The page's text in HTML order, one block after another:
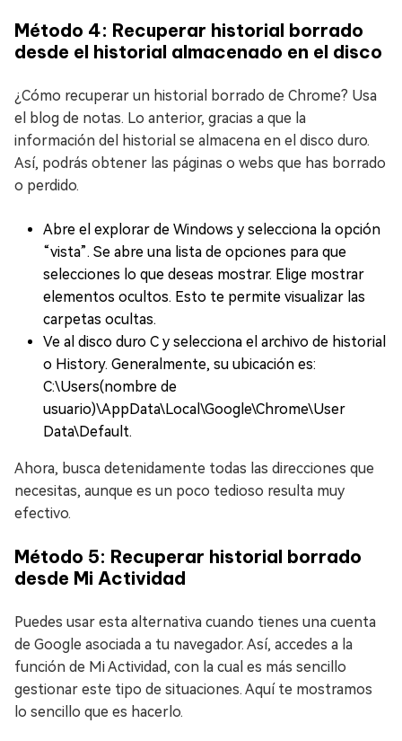
Método 4: Recuperar historial borrado
desde el historial almacenado en el disco
¿Cómo recuperar un historial borrado de Chrome? Usa
el blog de notas. Lo anterior, gracias a que la
información del historial se almacena en el disco duro.
Así, podrás obtener las páginas o webs que has borrado
o perdido.
Abre el explorar de Windows y selecciona la opción
“vista”. Se abre una lista de opciones para que
selecciones lo que deseas mostrar. Elige mostrar
elementos ocultos. Esto te permite visualizar las
carpetas ocultas.
Ve al disco duro C y selecciona el archivo de historial
o History. Generalmente, su ubicación es:
C:\Users(nombre de
usuario)\AppData\Local\Google\Chrome\User
Data\Default.
Ahora, busca detenidamente todas las direcciones que
necesitas, aunque es un poco tedioso resulta muy
efectivo.
Método 5: Recuperar historial borrado
desde Mi Actividad
Puedes usar esta alternativa cuando tienes una cuenta
de Google asociada a tu navegador. Así, accedes a la
función de Mi Actividad, con la cual es más sencillo
gestionar este tipo de situaciones. Aquí te mostramos
lo sencillo que es hacerlo.